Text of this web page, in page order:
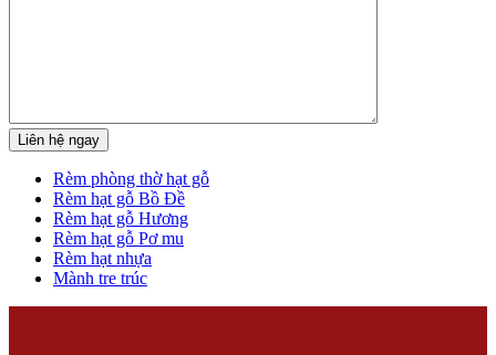
Rèm phòng thờ hạt gỗ
Rèm hạt gỗ Bồ Đề
Rèm hạt gỗ Hương
Rèm hạt gỗ Pơ mu
Rèm hạt nhựa
Mành tre trúc